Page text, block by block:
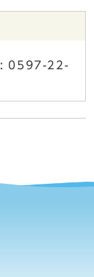
: 0597-22-